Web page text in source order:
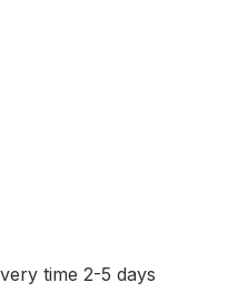
time 2-5 days